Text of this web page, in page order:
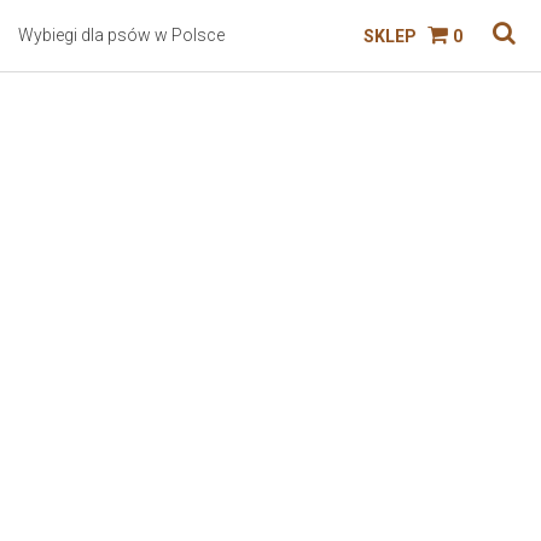
Wybiegi dla psów w Polsce SKLEP 0